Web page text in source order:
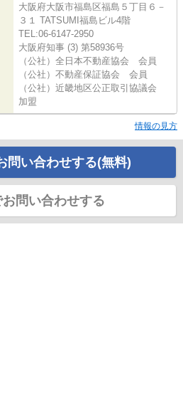
大阪府大阪市福島区福島５丁目６－
３１ TATSUMI福島ビル4階
TEL:06-6147-2950
大阪府知事 (3) 第58936号
（公社）全日本不動産協会 会員
（公社）不動産保証協会 会員
（公社）近畿地区公正取引協議会
加盟
情報の見方
問い合わせする(無料)
お問い合わせする